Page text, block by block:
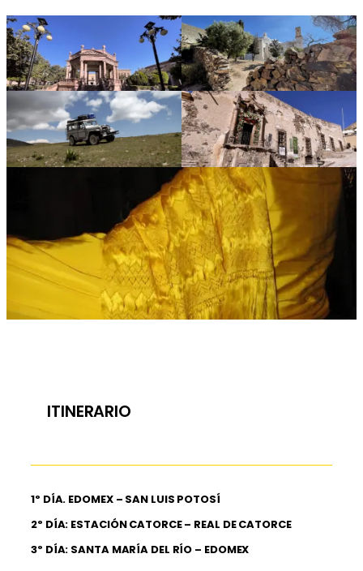
ITINERARIO
1º DÍA. EDOMEX – SAN LUIS POTOSÍ
2º DÍA: ESTACIÓN CATORCE – REAL DE CATORCE
3º DÍA: SANTA MARÍA DEL RÍO – EDOMEX